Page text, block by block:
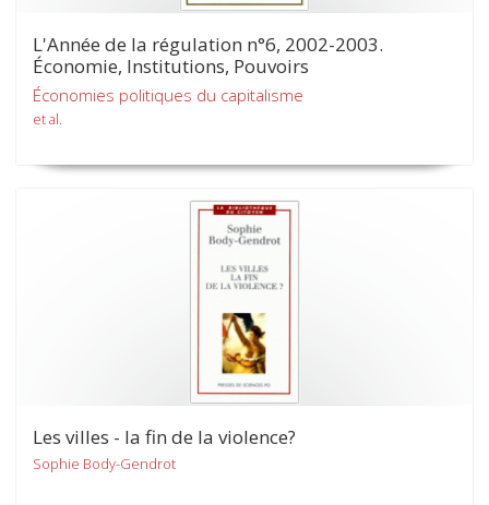
L'Année de la régulation n°6, 2002-2003.
Économie, Institutions, Pouvoirs
Économies politiques du capitalisme
et al.
Les villes - la fin de la violence?
Sophie Body-Gendrot